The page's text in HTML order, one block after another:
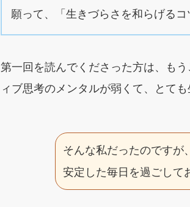
願って、「生きづらさを和らげるコ
第一回を読んでくださった方は、も
ィブ思考のメンタルが弱くて、とて
そんな私だったのですが
安定した毎日を過ごして